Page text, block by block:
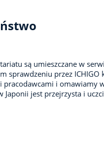
są umieszczane w
sprawdzeniu przez ICHIGO
pracodawcami i omawiamy
jest przejrzysta i